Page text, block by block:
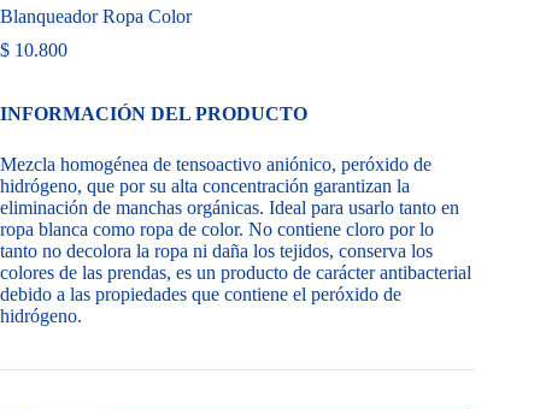
Blanqueador Ropa Color
$ 10.800
INFORMACIÓN DEL PRODUCTO
Mezcla homogénea de tensoactivo aniónico, peróxido de
hidrógeno, que por su alta concentración garantizan la
eliminación de manchas orgánicas. Ideal para usarlo tanto en
ropa blanca como ropa de color. No contiene cloro por lo
tanto no decolora la ropa ni daña los tejidos, conserva los
colores de las prendas, es un producto de carácter antibacterial
debido a las propiedades que contiene el peróxido de
hidrógeno.